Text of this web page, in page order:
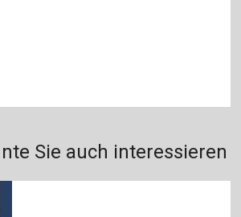
Sie auch interessieren